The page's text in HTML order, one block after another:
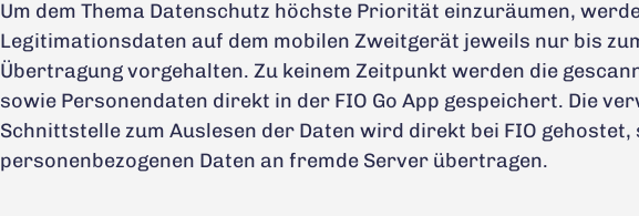
Um dem Thema Datenschutz höchste Priorität einzuräumen,
Legitimationsdaten auf dem mobilen Zweitgerät jeweils nur bis
Übertragung vorgehalten. Zu keinem Zeitpunkt werden die
sowie Personendaten direkt in der FIO Go App gespeichert. Die
Schnittstelle zum Auslesen der Daten wird direkt bei FIO
personenbezogenen Daten an fremde Server übertragen.